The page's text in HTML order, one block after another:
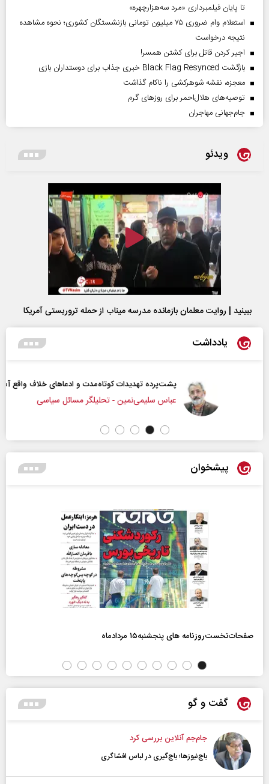
تا پایان فیلمبرداری «مرد سه‌هزارچهره»
استعلام وام ضروری ۷۵ میلیون تومانی بازنشستگان کشوری؛ نحوه مشاهده
نتیجه درخواست
اجیر کردن قاتل برای کشتن همسر!
بازگشت Black Flag Resynced خبری جذاب برای دوستداران بازی
معجزه، نقشه شوهرکشی را ناکام گذاشت
توصیه‌های هلال‌احمر برای روز‌های گرم
جام‌جهانی مهاجران
ویدئو
ببینید | روایت معلمان بازمانده مدرسه میناب از حمله تروریستی آمریکا
یادداشت
پشت‌پرده تهدیدات کوتاه‏‌مدت و ادعا‌های خلاف واقع آمریکا
عباس سلیمی‌نمین - تحلیلگر مسائل سیاسی
پیشخوان
صفحات‌نخست‌روزنامه ها‌ی پنجشنبه‌۱۵ مردادماه
گفت و گو
جام‌جم آنلاین بررسی کرد
باج‌نیوزها؛ باج‌گیری در لباس افشاگری